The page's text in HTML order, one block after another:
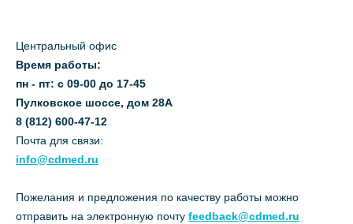
Центральный офис
Время работы:
пн - пт: с 09-00 до 17-45
Пулковское шоссе, дом 28А
8 (812) 600-47-12
Почта для связи:
info@cdmed.ru
Пожелания и предложения по качеству работы можно
отправить на электронную почту feedback@cdmed.ru